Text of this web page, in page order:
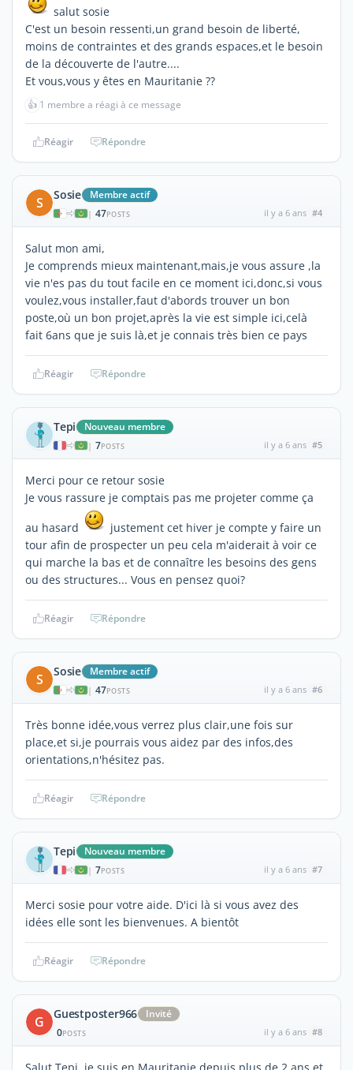
salut sosie
C'est un besoin ressenti,un grand besoin de liberté,
moins de contraintes et des grands espaces,et le besoin
de la découverte de l'autre....
Et vous,vous y êtes en Mauritanie ??
👍 1 membre a réagi à ce message
Réagir Répondre
S Sosie Membre actif
| 47POSTS il y a 6 ans #4
Salut mon ami,
Je comprends mieux maintenant,mais,je vous assure ,la
vie n'es pas du tout facile en ce moment ici,donc,si vous
voulez,vous installer,faut d'abords trouver un bon
poste,où un bon projet,après la vie est simple ici,celà
fait 6ans que je suis là,et je connais très bien ce pays
Réagir Répondre
Tepi Nouveau membre
| 7POSTS il y a 6 ans #5
Merci pour ce retour sosie
Je vous rassure je comptais pas me projeter comme ça
au hasard
justement cet hiver je compte y faire un
tour afin de prospecter un peu cela m'aiderait à voir ce
qui marche la bas et de connaître les besoins des gens
ou des structures... Vous en pensez quoi?
Réagir Répondre
S Sosie Membre actif
| 47POSTS il y a 6 ans #6
Très bonne idée,vous verrez plus clair,une fois sur
place,et si,je pourrais vous aidez par des infos,des
orientations,n'hésitez pas.
Réagir Répondre
Tepi Nouveau membre
| 7POSTS il y a 6 ans #7
Merci sosie pour votre aide. D'ici là si vous avez des
idées elle sont les bienvenues. A bientôt
Réagir Répondre
G Guestposter966
Invité
0POSTS il y a 6 ans #8